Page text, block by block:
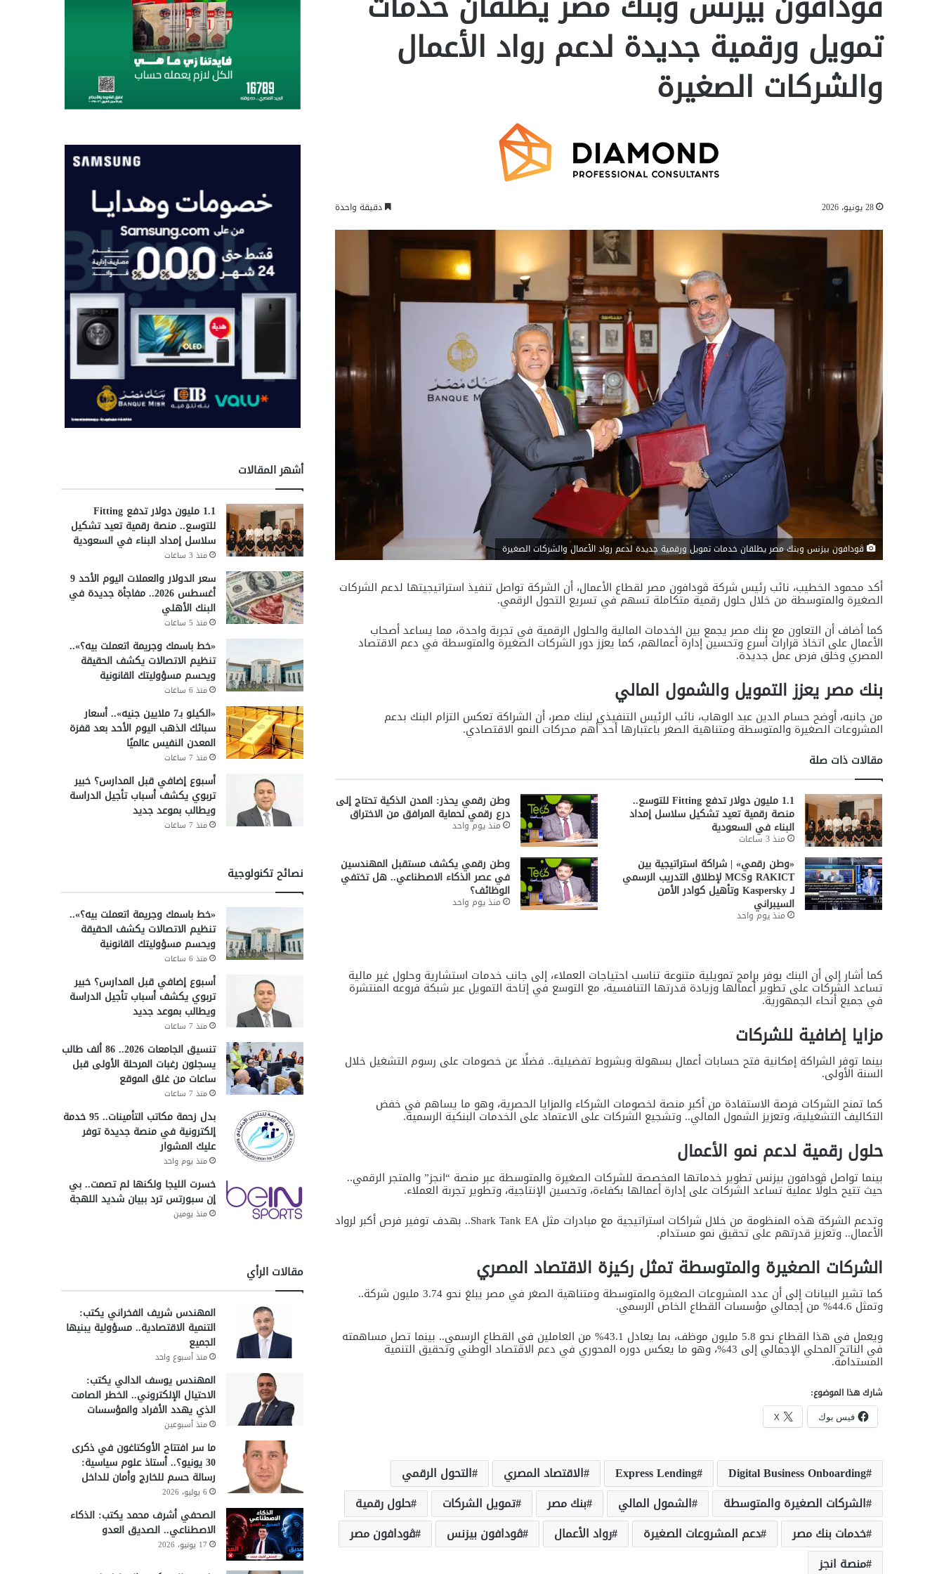
تمويل ورقمية جديدة لدعم رواد الأعمال
والشركات الصغيرة
28 يونيو، 2026 دقيقة واحدة
ڤودافون بيزنس وبنك مصر يطلقان خدمات تمويل ورقمية جديدة لدعم رواد الأعمال والشركات الصغيرة
أكد محمود الخطيب، نائب رئيس شركة ڤودافون مصر لقطاع الأعمال، أن الشركة تواصل تنفيذ استراتيجيتها لدعم الشركات
الصغيرة والمتوسطة من خلال حلول رقمية متكاملة تسهم في تسريع التحول الرقمي.
كما أضاف أن التعاون مع بنك مصر يجمع بين الخدمات المالية والحلول الرقمية في تجربة واحدة، مما يساعد أصحاب
الأعمال على اتخاذ قرارات أسرع وتحسين إدارة أعمالهم، كما يعزز دور الشركات الصغيرة والمتوسطة في دعم الاقتصاد
المصري وخلق فرص عمل جديدة.
بنك مصر يعزز التمويل والشمول المالي
من جانبه، أوضح حسام الدين عبد الوهاب، نائب الرئيس التنفيذي لبنك مصر، أن الشراكة تعكس التزام البنك بدعم
المشروعات الصغيرة والمتوسطة ومتناهية الصغر باعتبارها أحد أهم محركات النمو الاقتصادي.
مقالات ذات صلة
1.1 مليون دولار تدفع Fitting للتوسع..
منصة رقمية تعيد تشكيل سلاسل إمداد
البناء في السعودية
منذ 3 ساعات
وطن رقمي يحذر: المدن الذكية تحتاج إلى
درع رقمي لحماية المرافق من الاختراق
منذ يوم واحد
«وطن رقمي» | شراكة استراتيجية بين
RAKICT وMCS لإطلاق التدريب الرسمي
لـ Kaspersky وتأهيل كوادر الأمن
السيبراني
منذ يوم واحد
وطن رقمي يكشف مستقبل المهندسين
في عصر الذكاء الاصطناعي.. هل تختفي
الوظائف؟
منذ يوم واحد
كما أشار إلى أن البنك يوفر برامج تمويلية متنوعة تناسب احتياجات العملاء، إلى جانب خدمات استشارية وحلول غير مالية
تساعد الشركات على تطوير أعمالها وزيادة قدرتها التنافسية، مع التوسع في إتاحة التمويل عبر شبكة فروعه المنتشرة
في جميع أنحاء الجمهورية.
مزايا إضافية للشركات
بينما توفر الشراكة إمكانية فتح حسابات أعمال بسهولة وبشروط تفضيلية.. فضلًا عن خصومات على رسوم التشغيل خلال
السنة الأولى.
كما تمنح الشركات فرصة الاستفادة من أكبر منصة لخصومات الشركاء والمزايا الحصرية، وهو ما يساهم في خفض
التكاليف التشغيلية، وتعزيز الشمول المالي.. وتشجيع الشركات على الاعتماد على الخدمات البنكية الرسمية.
حلول رقمية لدعم نمو الأعمال
بينما تواصل ڤودافون بيزنس تطوير خدماتها المخصصة للشركات الصغيرة والمتوسطة عبر منصة “انجز” والمتجر الرقمي..
حيث تتيح حلولًا عملية تساعد الشركات على إدارة أعمالها بكفاءة، وتحسين الإنتاجية، وتطوير تجربة العملاء.
وتدعم الشركة هذه المنظومة من خلال شراكات استراتيجية مع مبادرات مثل Shark Tank EA.. بهدف توفير فرص أكبر لرواد
الأعمال.. وتعزيز قدرتهم على تحقيق نمو مستدام.
الشركات الصغيرة والمتوسطة تمثل ركيزة الاقتصاد المصري
كما تشير البيانات إلى أن عدد المشروعات الصغيرة والمتوسطة ومتناهية الصغر في مصر يبلغ نحو 3.74 مليون شركة..
وتمثل 44.6% من إجمالي مؤسسات القطاع الخاص الرسمي.
ويعمل في هذا القطاع نحو 5.8 مليون موظف، بما يعادل 43.1% من العاملين في القطاع الرسمي.. بينما تصل مساهمته
في الناتج المحلي الإجمالي إلى 43%، وهو ما يعكس دوره المحوري في دعم الاقتصاد الوطني وتحقيق التنمية
المستدامة.
شارك هذا الموضوع:
فيس بوك X
Digital Business Onboarding
Express Lending الاقتصاد المصري
التحول الرقمي
الشركات الصغيرة والمتوسطة
الشمول المالي بنك مصر تمويل الشركات
حلول رقمية
خدمات بنك مصر
دعم المشروعات الصغيرة رواد الأعمال ڤودافون بيزنس
ڤودافون مصر
منصة انجز
أشهر المقالات
1.1 مليون دولار تدفع Fitting
للتوسع.. منصة رقمية تعيد تشكيل
سلاسل إمداد البناء في السعودية
منذ 3 ساعات
سعر الدولار والعملات اليوم الأحد 9
أغسطس 2026.. مفاجأة جديدة في
البنك الأهلي
منذ 5 ساعات
«خط باسمك وجريمة اتعملت بيه؟»..
تنظيم الاتصالات يكشف الحقيقة
ويحسم مسؤوليتك القانونية
منذ 6 ساعات
«الكيلو بـ7 ملايين جنيه».. أسعار
سبائك الذهب اليوم الأحد بعد قفزة
المعدن النفيس عالميًا
منذ 7 ساعات
أسبوع إضافي قبل المدارس؟ خبير
تربوي يكشف أسباب تأجيل الدراسة
ويطالب بموعد جديد
منذ 7 ساعات
نصائح تكنولوجية
«خط باسمك وجريمة اتعملت بيه؟»..
تنظيم الاتصالات يكشف الحقيقة
ويحسم مسؤوليتك القانونية
منذ 6 ساعات
أسبوع إضافي قبل المدارس؟ خبير
تربوي يكشف أسباب تأجيل الدراسة
ويطالب بموعد جديد
منذ 7 ساعات
تنسيق الجامعات 2026.. 86 ألف طالب
يسجلون رغبات المرحلة الأولى قبل
ساعات من غلق الموقع
منذ 7 ساعات
بدل زحمة مكاتب التأمينات.. 95 خدمة
إلكترونية في منصة جديدة توفر
عليك المشوار
منذ يوم واحد
خسرت الليجا ولكنها لم تصمت.. بي
إن سبورتس ترد ببيان شديد اللهجة
منذ يومين
مقالات الرأي
المهندس شريف الفخراني يكتب:
التنمية الاقتصادية.. مسؤولية يبنيها
الجميع
منذ أسبوع واحد
المهندس يوسف الدالي يكتب:
الاحتيال الإلكتروني.. الخطر الصامت
الذي يهدد الأفراد والمؤسسات
منذ أسبوعين
ما سر افتتاح الأوكتاغون في ذكرى
30 يونيو؟.. أستاذ علوم سياسية:
رسالة حسم للخارج وأمان للداخل
6 يوليو، 2026
الصحفي أشرف محمد يكتب: الذكاء
الاصطناعي.. الصديق العدو
17 يونيو، 2026